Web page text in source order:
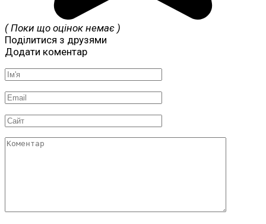
( Поки що оцінок немає )
Поділитися з друзями
Додати коментар
Ім'я
*
Email
*
Сайт
Коментар